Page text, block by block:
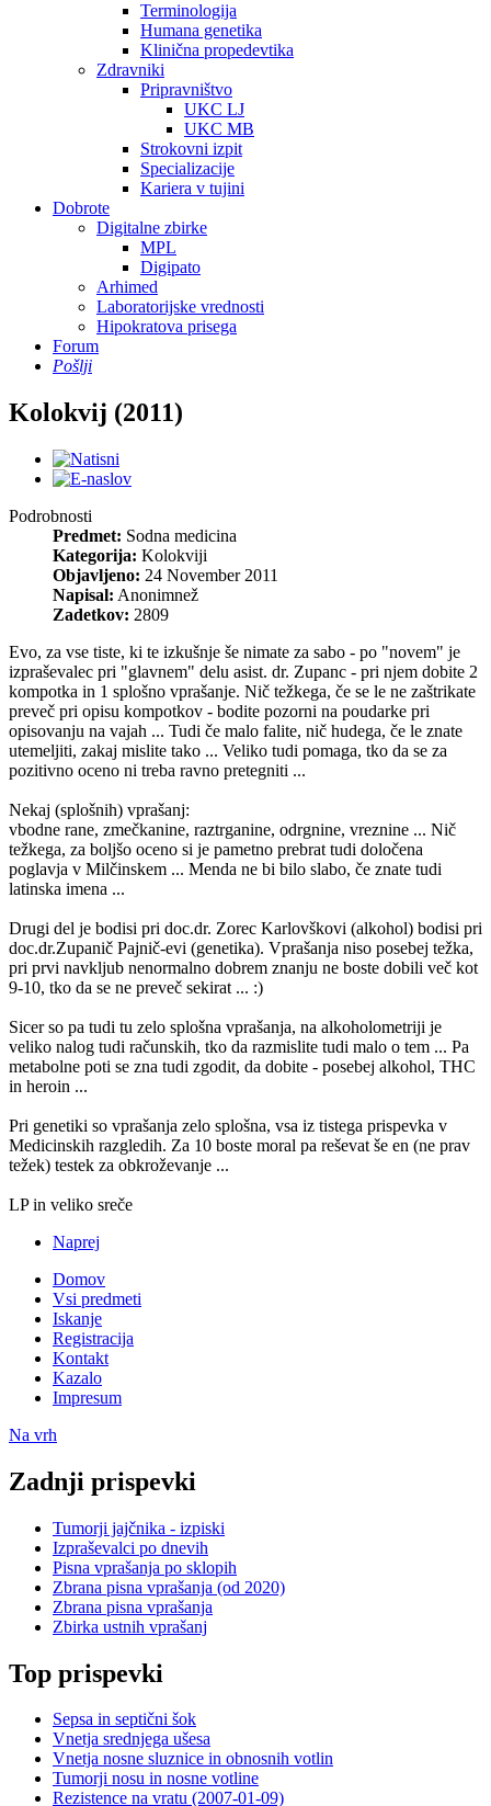
Terminologija
Humana genetika
Klinična propedevtika
Zdravniki
Pripravništvo
UKC LJ
UKC MB
Strokovni izpit
Specializacije
Kariera v tujini
Dobrote
Digitalne zbirke
MPL
Digipato
Arhimed
Laboratorijske vrednosti
Hipokratova prisega
Forum
Pošlji
Kolokvij (2011)
Podrobnosti
Predmet: Sodna medicina
Kategorija: Kolokviji
Objavljeno: 24 November 2011
Napisal: Anonimnež
Zadetkov: 2809
Evo, za vse tiste, ki te izkušnje še nimate za sabo - po "novem" je
izpraševalec pri "glavnem" delu asist. dr. Zupanc - pri njem dobite 2
kompotka in 1 splošno vprašanje. Nič težkega, če se le ne zaštrikate
preveč pri opisu kompotkov - bodite pozorni na poudarke pri
opisovanju na vajah ... Tudi če malo falite, nič hudega, če le znate
utemeljiti, zakaj mislite tako ... Veliko tudi pomaga, tko da se za
pozitivno oceno ni treba ravno pretegniti ...
Nekaj (splošnih) vprašanj:
vbodne rane, zmečkanine, raztrganine, odrgnine, vreznine ... Nič
težkega, za boljšo oceno si je pametno prebrat tudi določena
poglavja v Milčinskem ... Menda ne bi bilo slabo, če znate tudi
latinska imena ...
Drugi del je bodisi pri doc.dr. Zorec Karlovškovi (alkohol) bodisi pri
doc.dr.Zupanič Pajnič-evi (genetika). Vprašanja niso posebej težka,
pri prvi navkljub nenormalno dobrem znanju ne boste dobili več kot
9-10, tko da se ne preveč sekirat ... :)
Sicer so pa tudi tu zelo splošna vprašanja, na alkoholometriji je
veliko nalog tudi računskih, tko da razmislite tudi malo o tem ... Pa
metabolne poti se zna tudi zgodit, da dobite - posebej alkohol, THC
in heroin ...
Pri genetiki so vprašanja zelo splošna, vsa iz tistega prispevka v
Medicinskih razgledih. Za 10 boste moral pa reševat še en (ne prav
težek) testek za obkroževanje ...
LP in veliko sreče
Naprej
Domov
Vsi predmeti
Iskanje
Registracija
Kontakt
Kazalo
Impresum
Na vrh
Zadnji prispevki
Tumorji jajčnika - izpiski
Izpraševalci po dnevih
Pisna vprašanja po sklopih
Zbrana pisna vprašanja (od 2020)
Zbrana pisna vprašanja
Zbirka ustnih vprašanj
Top prispevki
Sepsa in septični šok
Vnetja srednjega ušesa
Vnetja nosne sluznice in obnosnih votlin
Tumorji nosu in nosne votline
Rezistence na vratu (2007-01-09)